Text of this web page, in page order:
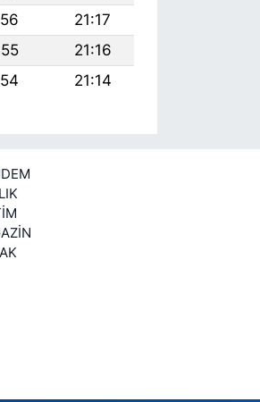
21:17
21:16
21:14